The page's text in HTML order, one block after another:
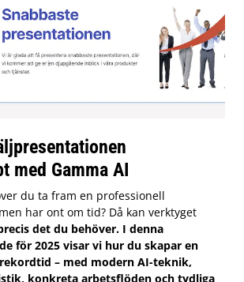
med Gamma AI
du ta fram en professionell
har ont om tid? Då kan verktyget
det du behöver. I denna
för 2025 visar vi hur du skapar en
– med modern AI-teknik,
konkreta arbetsflöden och tydliga